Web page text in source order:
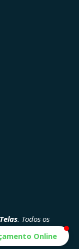
. Todos os
Online